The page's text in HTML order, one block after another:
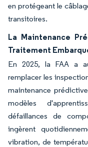
en protégeant le
transitoires.
La Maintenance
Traitement
En 2025, la FAA a
remplacer les
maintenance
modèles
défaillances de
ingèrent
vibration, de